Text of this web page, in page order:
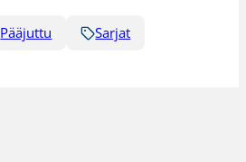
Pääjuttu Sarjat